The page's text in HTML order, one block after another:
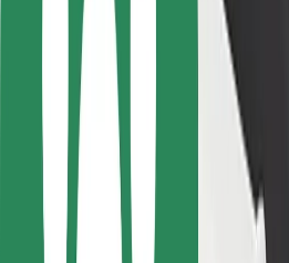
Soluciones para las ciudades
Aeropuertos
Estaciones de carga de Bolt
Soporte
Para usuarios
Para conductores
Para repartidores